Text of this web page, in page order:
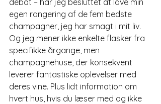
debat – har jeg besluttet at lave min
egen rangering af de fem bedste
champagner, jeg har smagt i mit liv.
Og jeg mener ikke enkelte flasker fra
specifikke årgange, men
champagnehuse, der konsekvent
leverer fantastiske oplevelser med
deres vine. Plus lidt information om
hvert hus, hvis du læser med og ikke